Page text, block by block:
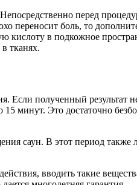
перед
переносит боль, то
кислоту в подкожное
тканях.
Если полученный результат
минут. Это достаточно
саун. В этот период также
вводить такие